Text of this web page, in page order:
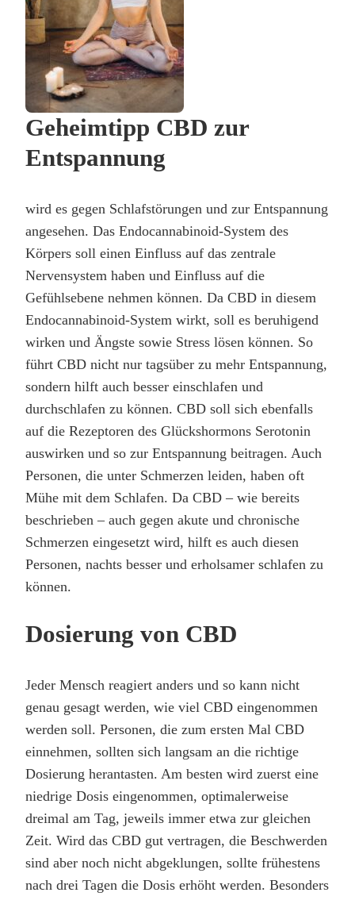
Geheimtipp CBD zur
Entspannung
wird es gegen Schlafstörungen und zur Entspannung
angesehen. Das Endocannabinoid-System des
Körpers soll einen Einfluss auf das zentrale
Nervensystem haben und Einfluss auf die
Gefühlsebene nehmen können. Da CBD in diesem
Endocannabinoid-System wirkt, soll es beruhigend
wirken und Ängste sowie Stress lösen können. So
führt CBD nicht nur tagsüber zu mehr Entspannung,
sondern hilft auch besser einschlafen und
durchschlafen zu können. CBD soll sich ebenfalls
auf die Rezeptoren des Glückshormons Serotonin
auswirken und so zur Entspannung beitragen. Auch
Personen, die unter Schmerzen leiden, haben oft
Mühe mit dem Schlafen. Da CBD – wie bereits
beschrieben – auch gegen akute und chronische
Schmerzen eingesetzt wird, hilft es auch diesen
Personen, nachts besser und erholsamer schlafen zu
können.
Dosierung von CBD
Jeder Mensch reagiert anders und so kann nicht
genau gesagt werden, wie viel CBD eingenommen
werden soll. Personen, die zum ersten Mal CBD
einnehmen, sollten sich langsam an die richtige
Dosierung herantasten. Am besten wird zuerst eine
niedrige Dosis eingenommen, optimalerweise
dreimal am Tag, jeweils immer etwa zur gleichen
Zeit. Wird das CBD gut vertragen, die Beschwerden
sind aber noch nicht abgeklungen, sollte frühestens
nach drei Tagen die Dosis erhöht werden. Besonders